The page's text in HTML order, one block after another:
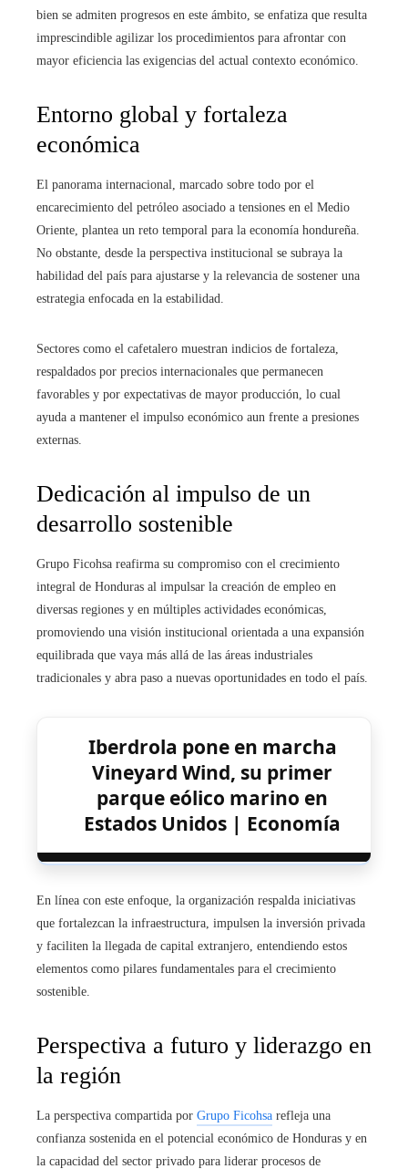
bien se admiten progresos en este ámbito, se enfatiza que resulta
imprescindible agilizar los procedimientos para afrontar con
mayor eficiencia las exigencias del actual contexto económico.
Entorno global y fortaleza
económica
El panorama internacional, marcado sobre todo por el
encarecimiento del petróleo asociado a tensiones en el Medio
Oriente, plantea un reto temporal para la economía hondureña.
No obstante, desde la perspectiva institucional se subraya la
habilidad del país para ajustarse y la relevancia de sostener una
estrategia enfocada en la estabilidad.
Sectores como el cafetalero muestran indicios de fortaleza,
respaldados por precios internacionales que permanecen
favorables y por expectativas de mayor producción, lo cual
ayuda a mantener el impulso económico aun frente a presiones
externas.
Dedicación al impulso de un
desarrollo sostenible
Grupo Ficohsa reafirma su compromiso con el crecimiento
integral de Honduras al impulsar la creación de empleo en
diversas regiones y en múltiples actividades económicas,
promoviendo una visión institucional orientada a una expansión
equilibrada que vaya más allá de las áreas industriales
tradicionales y abra paso a nuevas oportunidades en todo el país.
Iberdrola pone en marcha
Vineyard Wind, su primer
parque eólico marino en
Estados Unidos | Economía
En línea con este enfoque, la organización respalda iniciativas
que fortalezcan la infraestructura, impulsen la inversión privada
y faciliten la llegada de capital extranjero, entendiendo estos
elementos como pilares fundamentales para el crecimiento
sostenible.
Perspectiva a futuro y liderazgo en
la región
La perspectiva compartida por Grupo Ficohsa refleja una
confianza sostenida en el potencial económico de Honduras y en
la capacidad del sector privado para liderar procesos de